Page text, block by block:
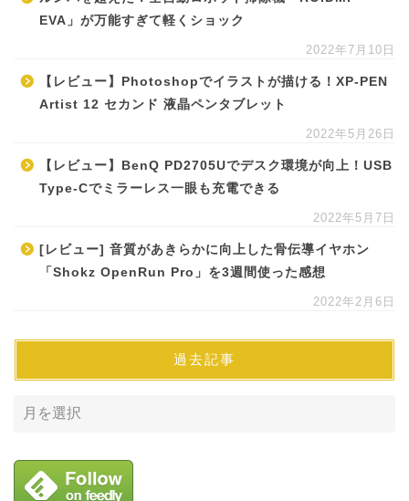
EVA」が万能すぎて軽くショック
2022年7月10日
【レビュー】Photoshopでイラストが描ける！XP-PEN
Artist 12 セカンド 液晶ペンタブレット
2022年5月26日
【レビュー】BenQ PD2705Uでデスク環境が向上！USB
Type-Cでミラーレス一眼も充電できる
2022年5月7日
[レビュー] 音質があきらかに向上した骨伝導イヤホン
「Shokz OpenRun Pro」を3週間使った感想
2022年2月6日
過去記事